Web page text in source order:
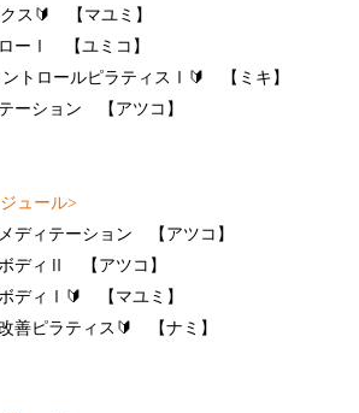
ス 🔰
【マユミ】
フローⅠ 【ユミコ】
トロールピラティスⅠ 🔰
【ミキ】
ーション 【アツコ】
ュール>
ディテーション 【アツコ】
ディⅡ 【アツコ】
ディⅠ 🔰
【マユミ】
善ピラティス 🔰 【ナミ】